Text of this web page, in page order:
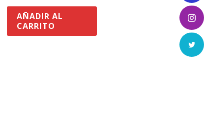
AÑADIR AL
CARRITO